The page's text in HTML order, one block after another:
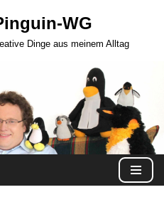
WG
Dinge aus meinem Alltag